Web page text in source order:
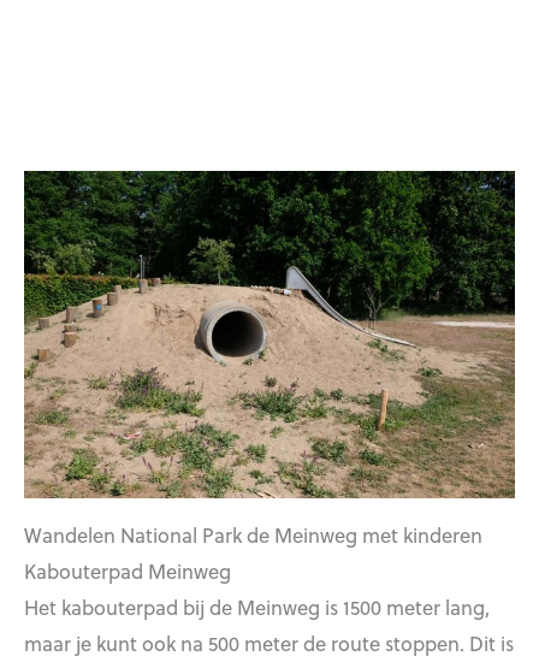
Wandelen National Park de Meinweg met kinderen
Kabouterpad Meinweg
Het kabouterpad bij de Meinweg is 1500 meter lang,
maar je kunt ook na 500 meter de route stoppen. Dit is